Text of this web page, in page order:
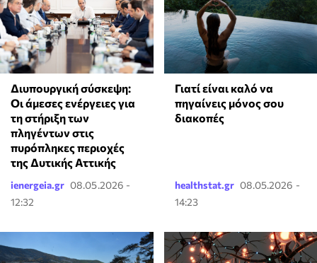
Διυπουργική σύσκεψη:
Οι άμεσες ενέργειες για
τη στήριξη των
πληγέντων στις
πυρόπληκες περιοχές
της Δυτικής Αττικής
ienergeia.gr 08.05.2026 -
12:32
Γιατί είναι καλό να
πηγαίνεις μόνος σου
διακοπές
healthstat.gr 08.05.2026 -
14:23